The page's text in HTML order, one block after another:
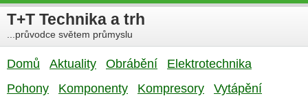
T+T Technika a trh
...průvodce světem průmyslu
Domů Aktuality Obrábění
Elektrotechnika
Pohony
Komponenty Kompresory
Vytápění